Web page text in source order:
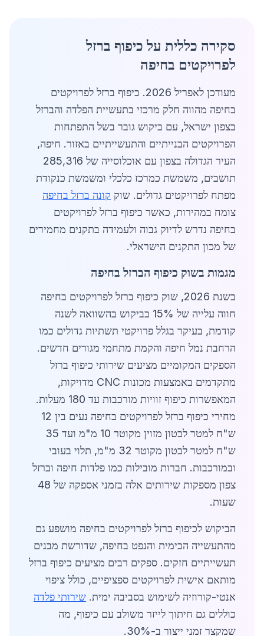
סקירה כללית על כיפוף ברזל
לפרויקטים בחיפה
מעודכן לאפריל 2026. כיפוף ברזל לפרויקטים
בחיפה מהווה חלק מרכזי בתעשיית הפלדה והברזל
בצפון ישראל, עם ביקוש גובר בשל התפתחות
הפרויקטים הבנייתיים והתעשייתיים באזור. חיפה,
העיר הגדולה בצפון עם אוכלוסייה של 285,316
תושבים, משמשת כמרכז כלכלי ומשמשת כנקודת
מפתח לפרויקטים גדולים. שוק קונה ברזל בחיפה
צומח במהירות, כאשר כיפוף ברזל לפרויקטים
בחיפה נדרש לדיוק גבוה ולעמידה בתקנים מחמירים
של מכון התקנים הישראלי.
מגמות בשוק כיפוף הברזל בחיפה
בשנת 2026, שוק כיפוף ברזל לפרויקטים בחיפה
חווה עלייה של 15% בביקוש בהשוואה לשנה
קודמת, בעיקר בגלל פרויקטי תשתיות גדולים כמו
הרחבת נמל חיפה והקמת מתחמי מגורים חדשים.
הספקים המקומיים מציעים שירותי כיפוף ברזל
מתקדמים באמצעות מכונות CNC מדויקות,
המאפשרות כיפוף זוויות מורכבות עד 180 מעלות.
מחירי כיפוף ברזל לפרויקטים בחיפה נעים בין 12
ש"ח למטר לבטון מזוין מקוטר 10 מ"מ ועד 35
ש"ח למטר לבטון מקוטר 32 מ"מ, תלוי בעובי
ובמורכבות. חברות מובילות כמו פלדות חיפה וברזל
צפון מספקות שירותים אלה בזמני אספקה של 48
שעות.
הביקוש לכיפוף ברזל לפרויקטים בחיפה מושפע גם
מהתעשייה הכימית והנפט בחיפה, שדורשת מבנים
תעשייתיים חזקים. ספקים רבים מציעים כיפוף ברזל
מותאם אישית לפרויקטים ספציפיים, כולל ציפוי
אנטי-קורוזיה לשימוש בסביבה ימית. שירותי פלדה
כוללים גם חיתוך לייזר משולב עם כיפוף, מה
שמקצר זמני ייצור ב-30%.